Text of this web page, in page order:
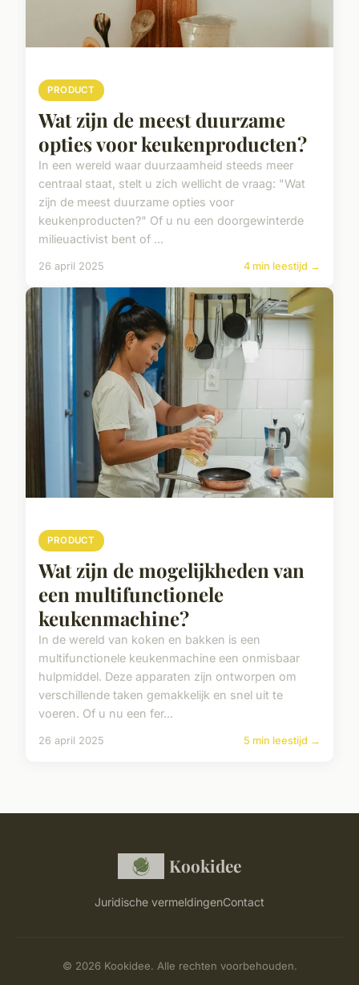
PRODUCT
Wat zijn de meest duurzame
opties voor keukenproducten?
In een wereld waar duurzaamheid steeds meer
centraal staat, stelt u zich wellicht de vraag: "Wat
zijn de meest duurzame opties voor
keukenproducten?" Of u nu een doorgewinterde
milieuactivist bent of ...
26 april 2025 4 min leestijd →
PRODUCT
Wat zijn de mogelijkheden van
een multifunctionele
keukenmachine?
In de wereld van koken en bakken is een
multifunctionele keukenmachine een onmisbaar
hulpmiddel. Deze apparaten zijn ontworpen om
verschillende taken gemakkelijk en snel uit te
voeren. Of u nu een fer...
26 april 2025 5 min leestijd →
Kookidee
Juridische vermeldingenContact
© 2026 Kookidee. Alle rechten voorbehouden.